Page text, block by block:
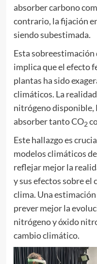
absorber carbono
contrario, la fijación
siendo subestimada.
Esta
implica que el efecto
plantas ha sido
climáticos. La
nitrógeno disponible,
absorber tanto CO2
Este hallazgo es
modelos climáticos
reflejar mejor la
y sus efectos sobre el
clima. Una
prever mejor la
nitrógeno y óxido
cambio climático.